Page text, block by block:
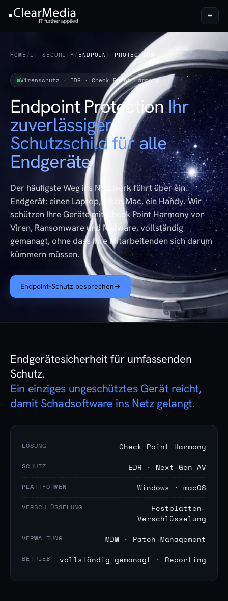
≡
HOME /IT-SECURITY/ ENDPOINT PROTECTION
Virenschutz · EDR · Check Point Harmony
Endpoint ProtectionIhr
zuverlässiger
Schutzschild für alle
Endgeräte.
Der häufigste Weg ins Netzwerk führt über ein
Endgerät: einen Laptop, einen Mac, ein Handy. Wir
schützen Ihre Geräte mit Check Point Harmony vor
Viren, Ransomware und Malware, vollständig
gemanagt, ohne dass Ihre Mitarbeitenden sich darum
kümmern müssen.
Endpoint-Schutz besprechen→
Endgerätesicherheit für umfassenden
Schutz.
Ein einziges ungeschütztes Gerät reicht,
damit Schadsoftware ins Netz gelangt.
LÖSUNG Check Point Harmony
SCHUTZ EDR · Next-Gen AV
PLATTFORMEN Windows · macOS
VERSCHLÜSSELUNG
Festplatten-
Verschlüsselung
VERWALTUNG MDM · Patch-Management
BETRIEB vollständig gemanagt · Reporting